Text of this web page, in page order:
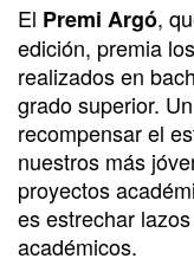
El Premi Argó,
edición, premia
realizados en
grado superior.
recompensar el
nuestros más
proyectos
es estrechar
académicos.